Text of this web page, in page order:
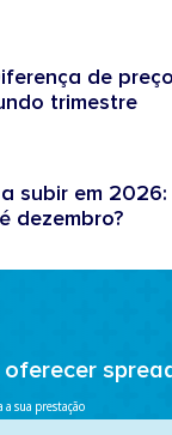
de
trimestre
subir em
dezembro?
a sua prestação